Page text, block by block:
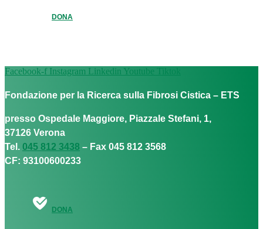
DONA
Facebook-f Instagram Linkedin Youtube Tiktok
Fondazione per la Ricerca sulla Fibrosi Cistica – ETS
presso Ospedale Maggiore, Piazzale Stefani, 1,
37126 Verona
Tel. 045 812 3438 – Fax 045 812 3568
CF: 93100600233
DONA